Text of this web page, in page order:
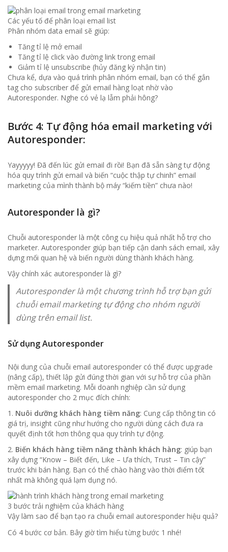
Các yếu tố để phân loại email list
Phân nhóm data email sẽ giúp:
Tăng tỉ lệ mở email
Tăng tỉ lệ click vào đường link trong email
Giảm tỉ lệ unsubscribe (hủy đăng ký nhận tin)
Chưa kể, dựa vào quá trình phân nhóm email, bạn có thể gắn
tag cho subscriber để gửi email hàng loạt nhờ vào
Autoresponder. Nghe có vẻ lạ lẫm phải hông?
Bước 4: Tự động hóa email marketing với
Autoresponder:
Yayyyyy! Đã đến lúc gửi email đi rồi! Bạn đã sẵn sàng tự động
hóa quy trình gửi email và biến “cuộc thập tự chinh” email
marketing của mình thành bộ máy “kiếm tiền” chưa nào!
Autoresponder là gì?
Chuỗi autoresponder là một công cụ hiệu quả nhất hỗ trợ cho
marketer. Autoresponder giúp bạn tiếp cận danh sách email, xây
dựng mối quan hệ và biến người dùng thành khách hàng.
Vậy chính xác autoresponder là gì?
Autoresponder là một chương trình hỗ trợ bạn gửi
chuỗi email marketing tự động cho nhóm người
dùng trên email list.
Sử dụng Autoresponder
Nội dung của chuỗi email autoresponder có thể được upgrade
(nâng cấp), thiết lập gửi đúng thời gian với sự hỗ trợ của phần
mềm email marketing. Mỗi doanh nghiệp cần sử dụng
autoresponder cho 2 mục đích chính:
1. Nuôi dưỡng khách hàng tiềm năng: Cung cấp thông tin có
giá trị, insight cũng như hướng cho người dùng cách đưa ra
quyết định tốt hơn thông qua quy trình tự động.
2. Biến khách hàng tiềm năng thành khách hàng: giúp bạn
xây dựng “Know – Biết đến, Like – Ưa thích, Trust – Tin cậy”
trước khi bán hàng. Bạn có thể chào hàng vào thời điểm tốt
nhất mà không quá lạm dụng nó.
3 bước trải nghiệm của khách hàng
Vậy làm sao để bạn tạo ra chuỗi email autoresponder hiệu quả?
Có 4 bước cơ bản. Bây giờ tìm hiểu từng bước 1 nhé!